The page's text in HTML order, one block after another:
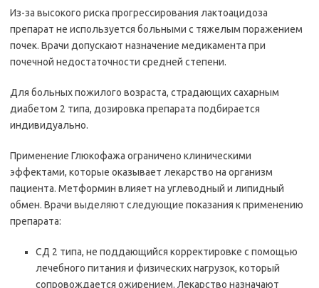
Из-за высокого риска прогрессирования лактоацидоза
препарат не используется больными с тяжелым поражением
почек. Врачи допускают назначение медикамента при
почечной недостаточности средней степени.
Для больных пожилого возраста, страдающих сахарным
диабетом 2 типа, дозировка препарата подбирается
индивидуально.
Применение Глюкофажа ограничено клиническими
эффектами, которые оказывает лекарство на организм
пациента. Метформин влияет на углеводный и липидный
обмен. Врачи выделяют следующие показания к применению
препарата:
СД 2 типа, не поддающийся корректировке с помощью
лечебного питания и физических нагрузок, который
сопровождается ожирением. Лекарство назначают